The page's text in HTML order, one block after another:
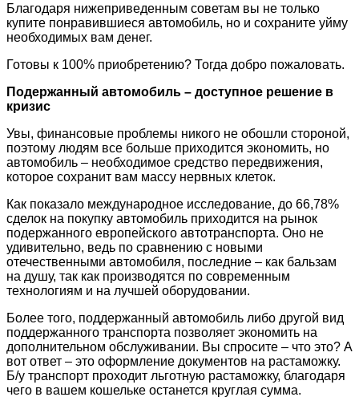
Благодаря нижеприведенным советам вы не только
купите понравившиеся автомобиль, но и сохраните уйму
необходимых вам денег.
Готовы к 100% приобретению? Тогда добро пожаловать.
Подержанный автомобиль – доступное решение в
кризис
Увы, финансовые проблемы никого не обошли стороной,
поэтому людям все больше приходится экономить, но
автомобиль – необходимое средство передвижения,
которое сохранит вам массу нервных клеток.
Как показало международное исследование, до 66,78%
сделок на покупку автомобиль приходится на рынок
подержанного европейского автотранспорта. Оно не
удивительно, ведь по сравнению с новыми
отечественными автомобиля, последние – как бальзам
на душу, так как производятся по современным
технологиям и на лучшей оборудовании.
Более того, поддержанный автомобиль либо другой вид
поддержанного транспорта позволяет экономить на
дополнительном обслуживании. Вы спросите – что это? А
вот ответ – это оформление документов на растаможку.
Б/у транспорт проходит льготную растаможку, благодаря
чего в вашем кошельке останется круглая сумма.